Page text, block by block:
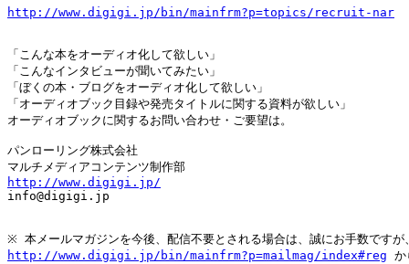
http://www.digigi.jp/bin/mainfrm?p=topics/recruit-nar
「こんな本をオーディオ化して欲しい」
「こんなインタビューが聞いてみたい」
「ぼくの本・ブログをオーディオ化して欲しい」
「オーディオブック目録や発売タイトルに関する資料が欲しい」
オーディオブックに関するお問い合わせ・ご要望は。
パンローリング株式会社
http://www.digigi.jp/
info@digigi.jp
http://www.digigi.jp/bin/mainfrm?p=mailmag/index#reg か